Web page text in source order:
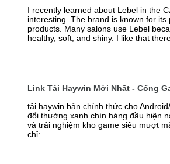
I recently learned about Lebel in the
interesting. The brand is known for
products. Many salons use Lebel
healthy, soft, and shiny. I like that
Link Tải Haywin Mới Nhất - Cổng
tải haywin bản chính thức cho
đổi thưởng xanh chín hàng đầu hiện
và trải nghiệm kho game siêu mượt
chỉ:...